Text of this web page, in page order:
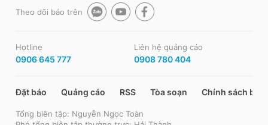
Theo dõi báo trên
Hotline
0906 645 777
Liên hệ quảng cáo
0908 780 404
Đặt báo Quảng cáo RSS Tòa soạn Chính sách bảo
Tổng biên tập: Nguyễn Ngọc Toàn